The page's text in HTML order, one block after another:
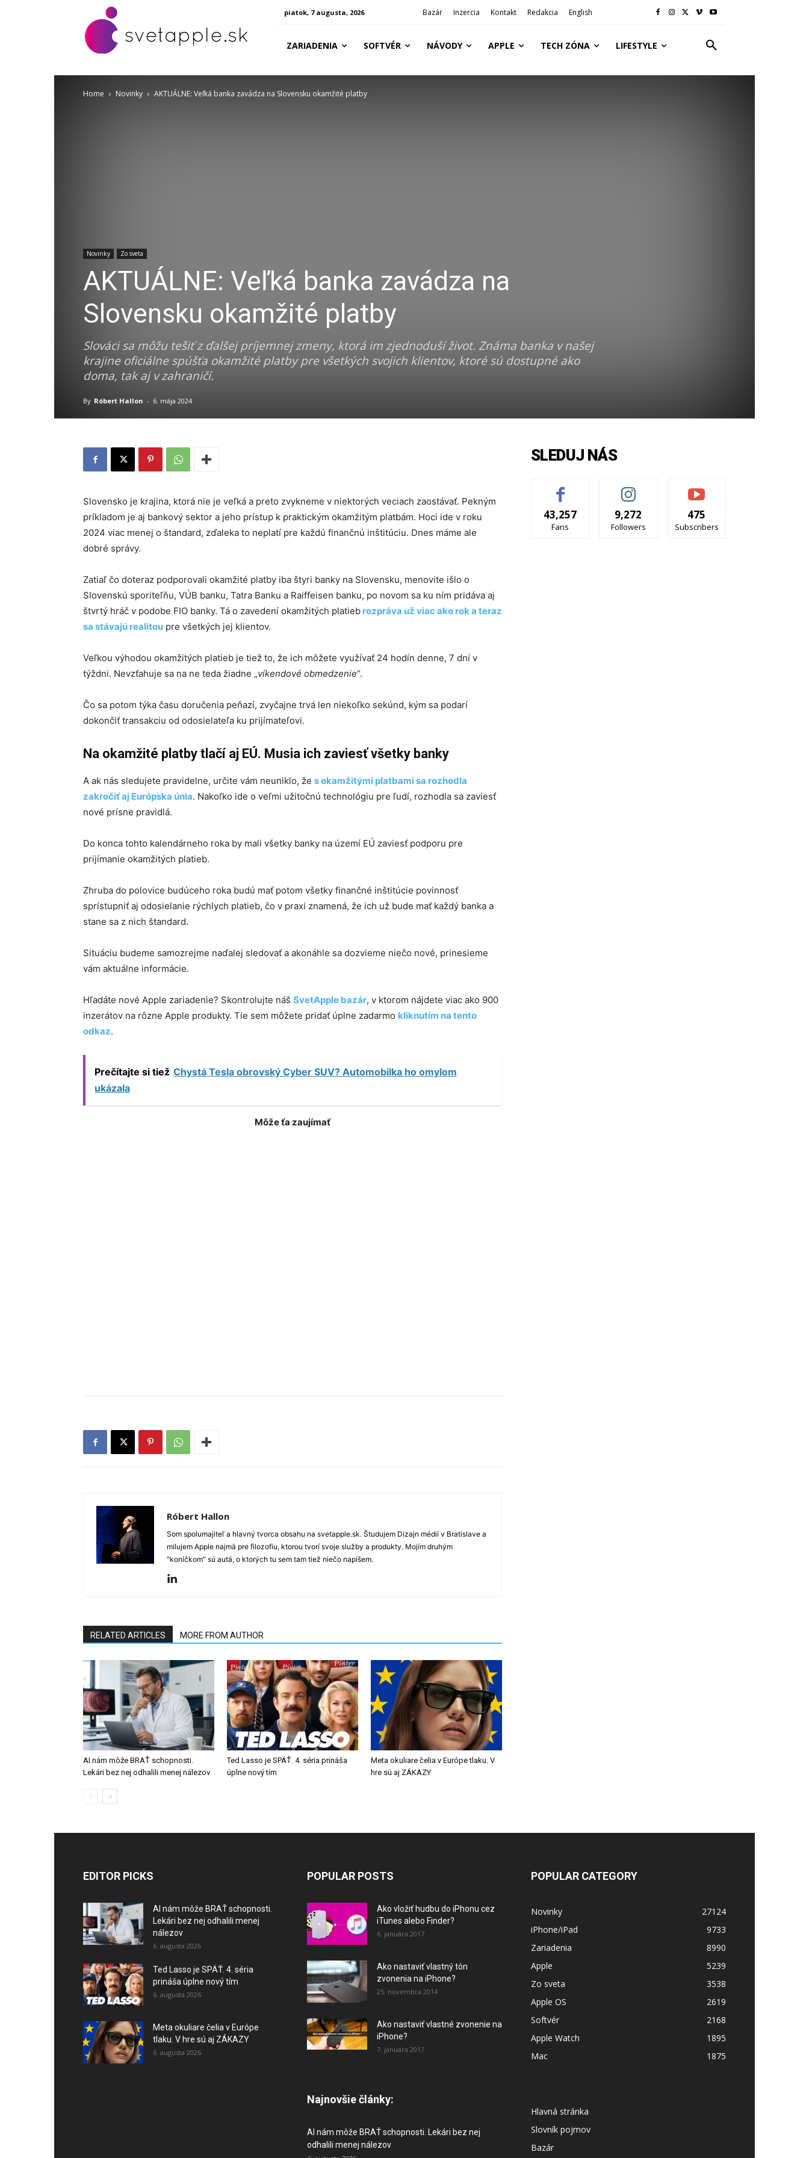
piatok, 7 augusta, 2026 Bazár Inzercia Kontakt Redakcia English
ZARIADENIA SOFTVÉR NÁVODY APPLE TECH ZÓNA LIFESTYLE
Home Novinky AKTUÁLNE: Veľká banka zavádza na Slovensku okamžité platby
Novinky Zo sveta
AKTUÁLNE: Veľká banka zavádza na
Slovensku okamžité platby
Slováci sa môžu tešiť z ďalšej príjemnej zmeny, ktorá im zjednoduší život. Známa banka v našej
krajine oficiálne spúšťa okamžité platby pre všetkých svojich klientov, ktoré sú dostupné ako
doma, tak aj v zahraničí.
By Róbert Hallon - 6. mája 2024
Slovensko je krajina, ktorá nie je veľká a preto zvykneme v niektorých veciach zaostávať. Pekným
príkladom je aj bankový sektor a jeho prístup k praktickým okamžitým platbám. Hoci ide v roku
2024 viac menej o štandard, zďaleka to neplatí pre každú finančnú inštitúciu. Dnes máme ale
dobré správy.
Zatiaľ čo doteraz podporovali okamžité platby iba štyri banky na Slovensku, menovite išlo o
Slovenskú sporiteľňu, VÚB banku, Tatra Banku a Raiffeisen banku, po novom sa ku ním pridáva aj
štvrtý hráč v podobe FIO banky. Tá o zavedení okamžitých platieb rozpráva už viac ako rok a teraz
sa stávajú realitou pre všetkých jej klientov.
Veľkou výhodou okamžitých platieb je tiež to, že ich môžete využívať 24 hodín denne, 7 dní v
týždni. Nevzťahuje sa na ne teda žiadne „víkendové obmedzenie“.
Čo sa potom týka času doručenia peňazí, zvyčajne trvá len niekoľko sekúnd, kým sa podarí
dokončiť transakciu od odosielateľa ku prijímateľovi.
Na okamžité platby tlačí aj EÚ. Musia ich zaviesť všetky banky
A ak nás sledujete pravidelne, určite vám neuniklo, že s okamžitými platbami sa rozhodla
zakročiť aj Európska únia. Nakoľko ide o veľmi užitočnú technológiu pre ľudí, rozhodla sa zaviesť
nové prísne pravidlá.
Do konca tohto kalendárneho roka by mali všetky banky na území EÚ zaviesť podporu pre
prijímanie okamžitých platieb.
Zhruba do polovice budúceho roka budú mať potom všetky finančné inštitúcie povinnosť
sprístupniť aj odosielanie rýchlych platieb, čo v praxi znamená, že ich už bude mať každý banka a
stane sa z nich štandard.
Situáciu budeme samozrejme naďalej sledovať a akonáhle sa dozvieme niečo nové, prinesieme
vám aktuálne informácie.
Hľadáte nové Apple zariadenie? Skontrolujte náš SvetApple bazár, v ktorom nájdete viac ako 900
inzerátov na rôzne Apple produkty. Tie sem môžete pridať úplne zadarmo kliknutím na tento
odkaz.
Prečítajte si tiež Chystá Tesla obrovský Cyber SUV? Automobilka ho omylom
ukázala
Môže ťa zaujímať
Róbert Hallon
Som spolumajiteľ a hlavný tvorca obsahu na svetapple.sk. Študujem Dizajn médií v Bratislave a
milujem Apple najmä pre filozofiu, ktorou tvorí svoje služby a produkty. Mojím druhým
"koníčkom" sú autá, o ktorých tu sem tam tiež niečo napíšem.
RELATED ARTICLES MORE FROM AUTHOR
AI nám môže BRAŤ schopnosti.
Lekári bez nej odhalili menej nálezov
Ted Lasso je SPÄŤ. 4. séria prináša
úplne nový tím
Meta okuliare čelia v Európe tlaku. V
hre sú aj ZÁKAZY
SLEDUJ NÁS
43,257
Fans
9,272
Followers
475
Subscribers
EDITOR PICKS
AI nám môže BRAŤ schopnosti.
Lekári bez nej odhalili menej
nálezov
6. augusta 2026
Ted Lasso je SPÄŤ. 4. séria
prináša úplne nový tím
6. augusta 2026
Meta okuliare čelia v Európe
tlaku. V hre sú aj ZÁKAZY
6. augusta 2026
POPULAR POSTS
Ako vložiť hudbu do iPhonu cez
iTunes alebo Finder?
6. januára 2017
Ako nastaviť vlastný tón
zvonenia na iPhone?
25. novembra 2014
Ako nastaviť vlastné zvonenie na
iPhone?
7. januára 2017
Najnovšie články:
AI nám môže BRAŤ schopnosti. Lekári bez nej
odhalili menej nálezov
POPULAR CATEGORY
Novinky
27124
iPhone/iPad
9733
Zariadenia
8990
Apple
5239
Zo sveta
3538
Apple OS
2619
Softvér
2168
Apple Watch
1895
Mac
1875
Hlavná stránka
Slovník pojmov
Bazár